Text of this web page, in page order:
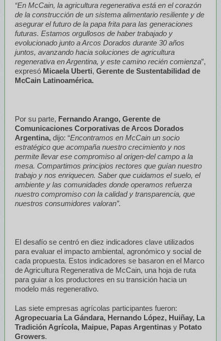
“En McCain, la agricultura regenerativa está en el corazón
de la construcción de un sistema alimentario resiliente y de
asegurar el futuro de la papa frita para las generaciones
futuras. Estamos orgullosos de haber trabajado y
evolucionado junto a Arcos Dorados durante 30 años
juntos, avanzando hacia soluciones de agricultura
regenerativa en Argentina, y este camino recién comienza”,
expresó Micaela Uberti, Gerente de Sustentabilidad de
McCain Latinoamérica.
Por su parte, Fernando Arango, Gerente de
Comunicaciones Corporativas de Arcos Dorados
Argentina,dijo: “Encontramos en McCain un socio
estratégico que acompaña nuestro crecimiento y nos
permite llevar ese compromiso al origen-del campo a la
mesa. Compartimos principios rectores que guían nuestro
trabajo y nos enriquecen. Saber que cuidamos el suelo, el
ambiente y las comunidades donde operamos refuerza
nuestro compromiso con la calidad y transparencia, que
nuestros consumidores valoran”.
El desafío se centró en diez indicadores clave utilizados
para evaluar el impacto ambiental, agronómico y social de
cada propuesta. Estos indicadores se basaron en el Marco
de Agricultura Regenerativa de McCain, una hoja de ruta
para guiar a los productores en su transición hacia un
modelo más regenerativo.
Las siete empresas agrícolas participantes fueron:
Agropecuaria La Gándara, Hernando López, Huiñay, La
Tradición Agrícola, Maipue, Papas Argentinasy Potato
Growers.